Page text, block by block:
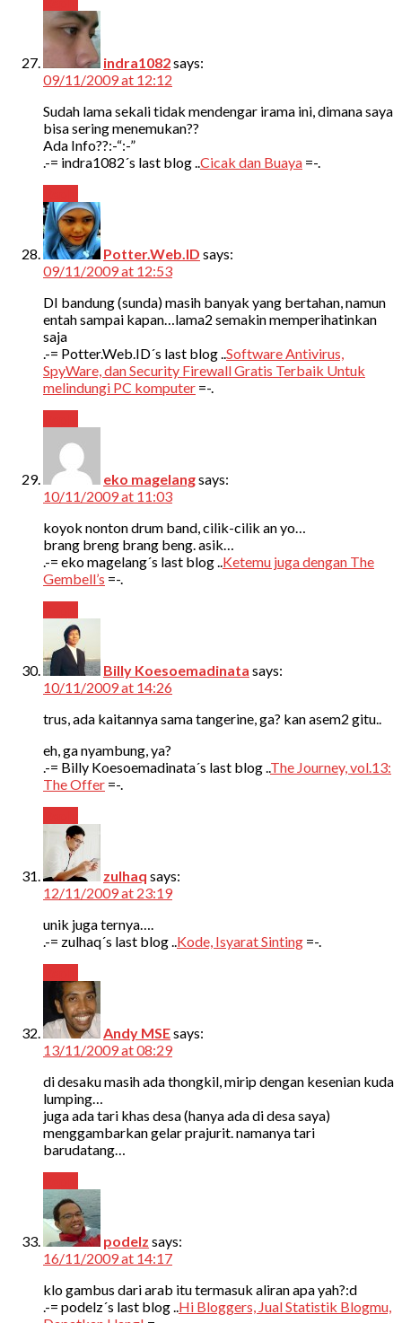
indra1082says:
09/11/2009 at 12:12
Sudah lama sekali tidak mendengar irama ini, dimana saya
bisa sering menemukan??
Ada Info??:-“:-”
.-= indra1082´s last blog ..Cicak dan Buaya =-.
Potter.Web.ID says:
09/11/2009 at 12:53
DI bandung (sunda) masih banyak yang bertahan, namun
entah sampai kapan…lama2 semakin memperihatinkan
saja
.-= Potter.Web.ID´s last blog ..Software Antivirus,
SpyWare, dan Security Firewall Gratis Terbaik Untuk
melindungi PC komputer =-.
eko magelangsays:
10/11/2009 at 11:03
koyok nonton drum band, cilik-cilik an yo…
brang breng brang beng. asik…
.-= eko magelang´s last blog ..Ketemu juga dengan The
Gembell’s =-.
Billy Koesoemadinata says:
10/11/2009 at 14:26
trus, ada kaitannya sama tangerine, ga? kan asem2 gitu..
eh, ga nyambung, ya?
.-= Billy Koesoemadinata´s last blog ..The Journey, vol.13:
The Offer =-.
zulhaq says:
12/11/2009 at 23:19
unik juga ternya….
.-= zulhaq´s last blog ..Kode, Isyarat Sinting =-.
Andy MSEsays:
13/11/2009 at 08:29
di desaku masih ada thongkil, mirip dengan kesenian kuda
lumping…
juga ada tari khas desa (hanya ada di desa saya)
menggambarkan gelar prajurit. namanya tari
barudatang…
podelz says:
16/11/2009 at 14:17
klo gambus dari arab itu termasuk aliran apa yah?:d
.-= podelz´s last blog ..Hi Bloggers, Jual Statistik Blogmu,